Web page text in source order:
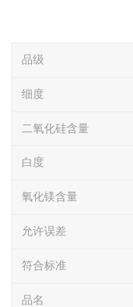
品级
细度
二氧化硅含量
白度
氧化镁含量
允许误差
符合标准
品名